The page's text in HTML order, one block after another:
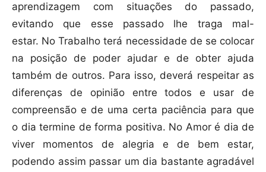
aprendizagem com situações do passado,
evitando que esse passado lhe traga mal-
estar. No Trabalho terá necessidade de se colocar
na posição de poder ajudar e de obter ajuda
também de outros. Para isso, deverá respeitar as
diferenças de opinião entre todos e usar de
compreensão e de uma certa paciência para que
o dia termine de forma positiva. No Amor é dia de
viver momentos de alegria e de bem estar,
podendo assim passar um dia bastante agradável